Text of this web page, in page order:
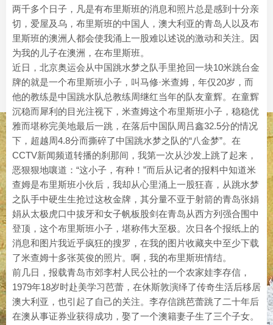
两千多个日子，凡是有布里斯班的消息和照片总是感到十分亲
切，爱屋及乌，布里斯班的中国人，澳大利亚的青岛人以及布
里斯班的澳洲人都会使我涌上一股难以述说的激动和关注。因
为我的儿子在澳洲，在布里斯班。
近日，北京奥运会从中国跳水梦之队手里抢回一块10米跳台金
牌的就是一个布里斯班小子，叫马修·米查姆，年仅20岁，而
他的教练是中国跳水队总教练周继红当年的队友童辉。在童辉
沉稳而犀利的目光注视下，米查姆这个布里斯班小子，稳稳优
雅而堪称完美地最后一跳，在落后中国队周吕鑫32.5分的情况
下，超越周4.8分而撕碎了中国跳水梦之队的“八金梦”。在
CCTV新闻频道转播的刹那间，我第一次从沙发上跳了起来，
恶狠狠地嚷道：“这小子，有种！”而后从记者的报料中知道米
查姆是布里斯班小伙后，我却从心里涌上一股狂喜，从跳水梦
之队手中硬生生抢过这枚金牌，其分量不亚于射箭的青岛张娟
娟从太极虎口中拔牙和女子帆板股剑在青岛从西方列强合围中
登顶，这个布里斯班小子，堪称伟大至极。次日各个报纸上的
消息和图片我近乎疯狂的搜罗，在我的图片收藏夹中至少下载
了米查姆十多张英俊的照片。啊，我的布里斯班情结。
前几日，报载青岛市郊李村人民公社的一个农家娃李存信，
1979年18岁时赴美学习芭蕾，在休斯敦演绎了传奇生活后移居
澳大利亚，也引起了自己的关注。李存信跳芭蕾跳了二十年后
在澳从事证券业获得成功，娶了一个澳籍妻子生了三个子女。